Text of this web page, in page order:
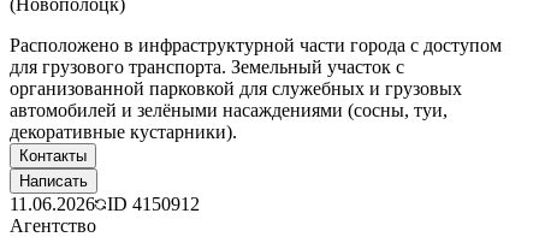
(Новополоцк)
Расположено в инфраструктурной части города с доступом
для грузового транспорта. Земельный участок с
организованной парковкой для служебных и грузовых
автомобилей и зелёными насаждениями (сосны, туи,
декоративные кустарники).
Контакты
Написать
11.06.2026 ID 4150912
Агентство